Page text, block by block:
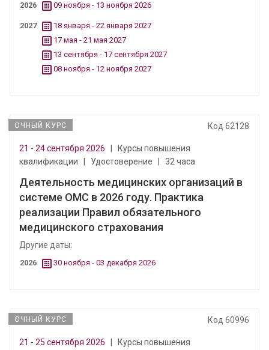
2026 09 ноября - 13 ноября 2026
2027
18 января - 22 января 2027
17 мая - 21 мая 2027
13 сентября - 17 сентября 2027
08 ноября - 12 ноября 2027
ОЧНЫЙ КУРС Код 62128
21 - 24 сентября 2026
Курсы повышения
квалификации
Удостоверение 32 часа
Деятельность медицинских организаций в
системе ОМС в 2026 году. Практика
реализации Правил обязательного
медицинского страхования
Другие даты:
2026 30 ноября - 03 декабря 2026
ОЧНЫЙ КУРС Код 60996
21 - 25 сентября 2026
Курсы повышения